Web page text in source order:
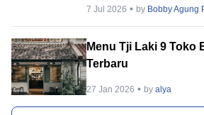
7 Jul 2026 by Bobby Agung
Menu Tji Laki 9 Toko
Terbaru
27 Jan 2026 byalya